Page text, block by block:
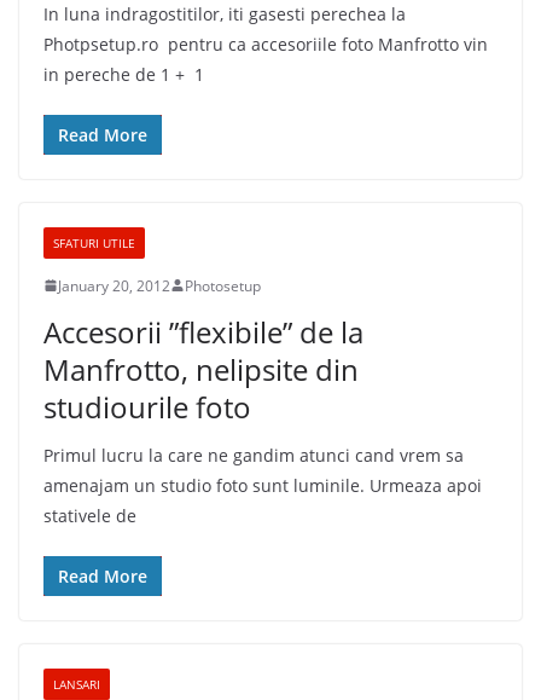
In luna indragostitilor, iti gasesti perechea la
Photpsetup.ro pentru ca accesoriile foto Manfrotto vin
in pereche de 1 + 1
Read More
SFATURI UTILE
January 20, 2012 Photosetup
Accesorii ”flexibile” de la
Manfrotto, nelipsite din
studiourile foto
Primul lucru la care ne gandim atunci cand vrem sa
amenajam un studio foto sunt luminile. Urmeaza apoi
stativele de
Read More
LANSARI